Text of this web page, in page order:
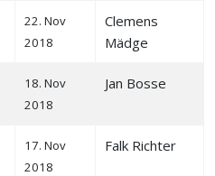
22. Nov
2018
Clemens
Mädge
18. Nov
2018
Jan Bosse
17. Nov
2018
Falk Richter